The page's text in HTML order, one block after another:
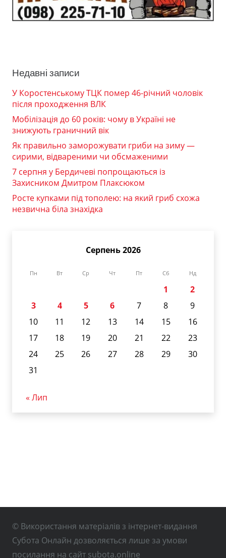
Недавні записи
У Коростенському ТЦК помер 46-річний чоловік
після проходження ВЛК
Мобілізація до 60 років: чому в Україні не
знижують граничний вік
Як правильно заморожувати гриби на зиму —
сирими, відвареними чи обсмаженими
7 серпня у Бердичеві попрощаються із
Захисником Дмитром Плаксюком
Росте купками під тополею: на який гриб схожа
незвична біла знахідка
Серпень 2026
Пн Вт Ср Чт Пт Сб Нд
1
2
3
4 5 6 7 8
9
10
11 12 13 14 15
16
17
18 19 20 21 22
23
24
25 26 27 28 29
30
31
« Лип
© Використання матеріалів з інтернет-видання
Субота Онлайн дозволяється лише за умови
посилання на сайт subota.online